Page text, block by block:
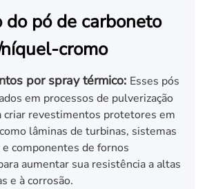
do pó de carboneto
cromo
por spray térmico: Esses pós
em processos de pulverização
criar revestimentos protetores em
lâminas de turbinas, sistemas
componentes de fornos
aumentar sua resistência a altas
e à corrosão.